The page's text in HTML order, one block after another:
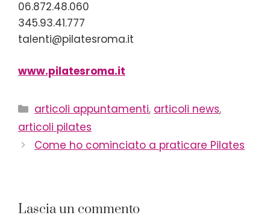
06.872.48.060
345.93.41.777
talenti@pilatesroma.it
www.pilatesroma.it
Categorie
articoli appuntamenti, articoli news,
articoli pilates
Come ho cominciato a praticare Pilates
Lascia un commento